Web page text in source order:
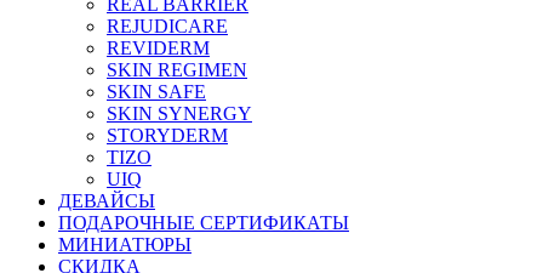
REAL BARRIER
REJUDICARE
REVIDERM
SKIN REGIMEN
SKIN SAFE
SKIN SYNERGY
STORYDERM
TIZO
UIQ
ДЕВАЙСЫ
ПОДАРОЧНЫЕ СЕРТИФИКАТЫ
МИНИАТЮРЫ
СКИДКА